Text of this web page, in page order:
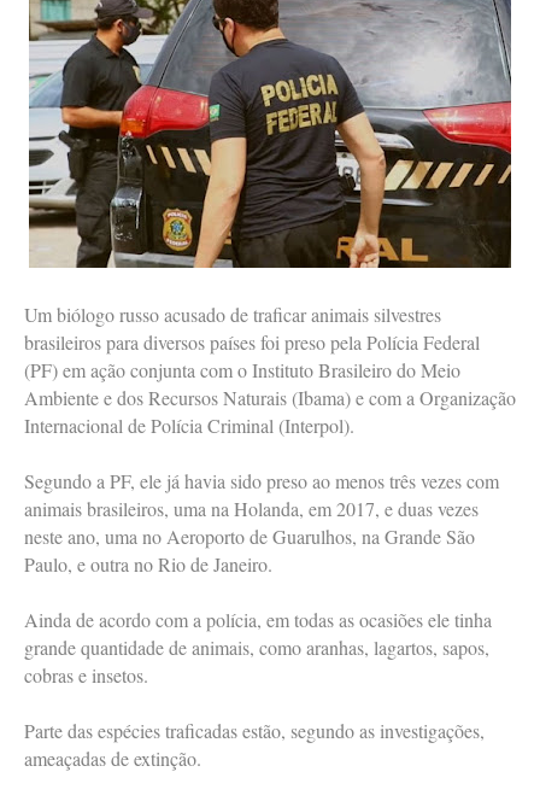
Um biólogo russo acusado de traficar animais silvestres
brasileiros para diversos países foi preso pela Polícia Federal
(PF) em ação conjunta com o Instituto Brasileiro do Meio
Ambiente e dos Recursos Naturais (Ibama) e com a Organização
Internacional de Polícia Criminal (Interpol).
Segundo a PF, ele já havia sido preso ao menos três vezes com
animais brasileiros, uma na Holanda, em 2017, e duas vezes
neste ano, uma no Aeroporto de Guarulhos, na Grande São
Paulo, e outra no Rio de Janeiro.
Ainda de acordo com a polícia, em todas as ocasiões ele tinha
grande quantidade de animais, como aranhas, lagartos, sapos,
cobras e insetos.
Parte das espécies traficadas estão, segundo as investigações,
ameaçadas de extinção.